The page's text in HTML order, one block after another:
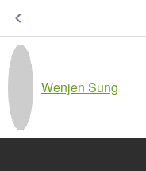
Wenjen Sung